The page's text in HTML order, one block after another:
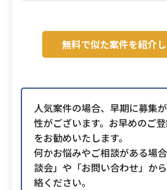
無料で似た案件を紹介
人気案件の場合、早期に募集
性がございます。お早めのご
をお勧めいたします。
何かお悩みやご相談がある場
談会」や「お問い合わせ」か
絡ください。